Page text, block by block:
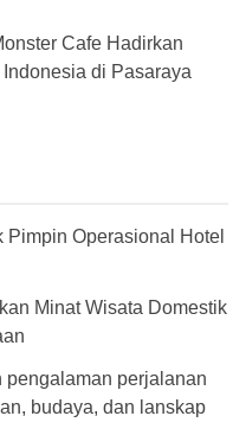
Cafe Hadirkan
di Pasaraya
Pimpin Operasional Hotel
Minat Wisata Domestik
pengalaman perjalanan
budaya, dan lanskap